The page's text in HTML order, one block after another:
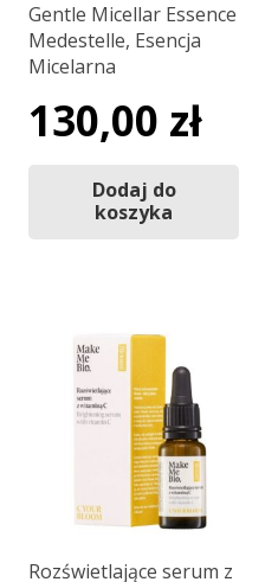
Gentle Micellar Essence
Medestelle, Esencja
Micelarna
130,00 zł
Dodaj do
koszyka
Rozświetlające serum z